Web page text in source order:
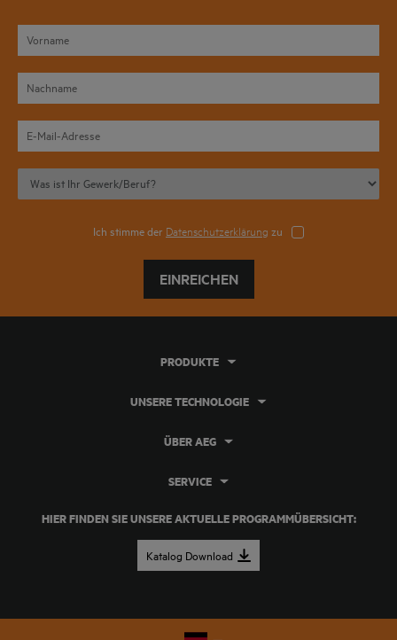
Ich stimme der Datenschutzerklärung zu
EINREICHEN
HIER FINDEN SIE UNSERE AKTUELLE PROGRAMMÜBERSICHT:
Katalog Download
PRODUKTE
UNSERE TECHNOLOGIE
ÜBER AEG
SERVICE